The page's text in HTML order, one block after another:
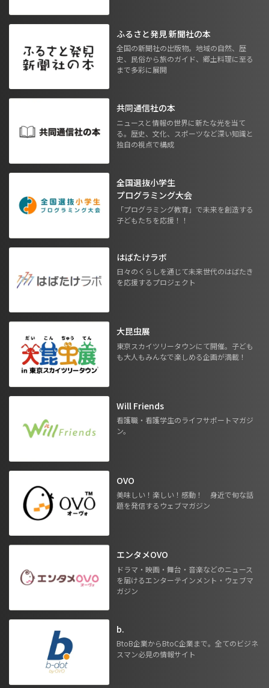
ふるさと発見 新聞社の本
全国の新聞社の出版物。地域の自然、歴
史、民俗から旅のガイド、郷土料理に至る
まで多彩に展開
共同通信社の本
ニュースと情報の世界に新たな光を当て
る。歴史、文化、スポーツなど深い知識と
独自の視点で構成
全国選抜小学生
プログラミング大会
「プログラミング教育」で未来を創造する
子どもたちを応援！！
はばたけラボ
日々のくらしを通じて未来世代のはばたき
を応援するプロジェクト
大昆虫展
東京スカイツリータウンにて開催。子ども
も大人もみんなで楽しめる企画が満載！
Will Friends
看護職・看護学生のライフサポートマガジ
ン。
OVO
美味しい！楽しい！感動！ 身近で旬な話
題を発信するウェブマガジン
エンタメOVO
ドラマ・映画・舞台・音楽などのニュース
を届けるエンターテインメント・ウェブマ
ガジン
b.
BtoB企業からBtoC企業まで。全てのビジネ
スマン必見の情報サイト